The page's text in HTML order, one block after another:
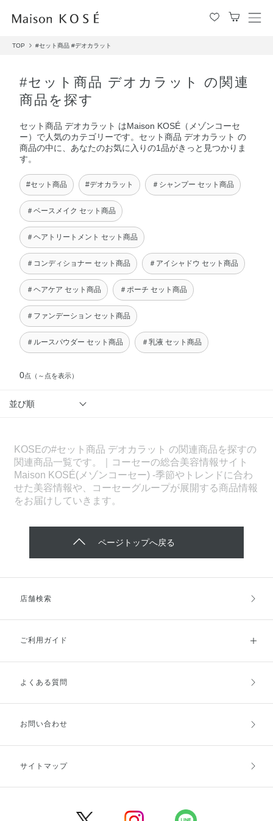
メ
TOP #セット商品 #デオカラット
#セット商品 デオカラット の関連
商品を探す
セット商品 デオカラット はMaison KOSÉ（メゾンコーセ
ー）で人気のカテゴリーです。セット商品 デオカラット の
商品の中に、あなたのお気に入りの1品がきっと見つかりま
す。
#セット商品 #デオカラット ＃シャンプー セット商品
＃ベースメイク セット商品
＃ヘアトリートメント セット商品
＃コンディショナー セット商品 ＃アイシャドウ セット商品
＃ヘアケア セット商品 ＃ポーチ セット商品
＃ファンデーション セット商品
＃ルースパウダー セット商品 ＃乳液 セット商品
0点 （～点を表示）
並び順
KOSEの#セット商品 デオカラット の関連商品を探すの
関連商品一覧です。｜コーセーの総合美容情報サイト
Maison KOSÉ(メゾンコーセー) -季節やトレンドに合わ
せた美容情報や、コーセーグループが展開する商品情報
をお届けしていきます。
ページトップへ戻る
店舗検索
ご利用ガイド
ご利用ガイドトップ
お支払方法
キャンセル・返品・交換
よくある質問
お問い合わせ
サイトマップ